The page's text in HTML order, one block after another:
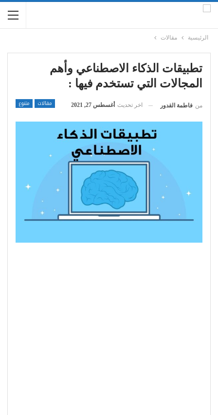
الرئيسية مقالات
تطبيقات الذكاء الاصطناعي وأهم
المجالات التي تستخدم فيها :
مقالات متنوع من فاطمة القدور اخر تحديث أغسطس 27, 2021